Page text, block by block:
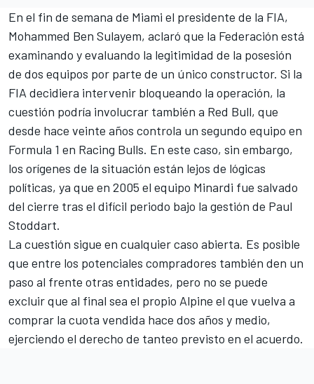
En el fin de semana de Miami el presidente de la FIA,
Mohammed Ben Sulayem, aclaró que la Federación está
examinando y evaluando la legitimidad de la posesión
de dos equipos por parte de un único constructor. Si la
FIA decidiera intervenir bloqueando la operación, la
cuestión podría involucrar también a Red Bull, que
desde hace veinte años controla un segundo equipo en
Formula 1 en Racing Bulls. En este caso, sin embargo,
los orígenes de la situación están lejos de lógicas
políticas, ya que en 2005 el equipo Minardi fue salvado
del cierre tras el difícil periodo bajo la gestión de Paul
Stoddart.
La cuestión sigue en cualquier caso abierta. Es posible
que entre los potenciales compradores también den un
paso al frente otras entidades, pero no se puede
excluir que al final sea el propio Alpine el que vuelva a
comprar la cuota vendida hace dos años y medio,
ejerciendo el derecho de tanteo previsto en el acuerdo.